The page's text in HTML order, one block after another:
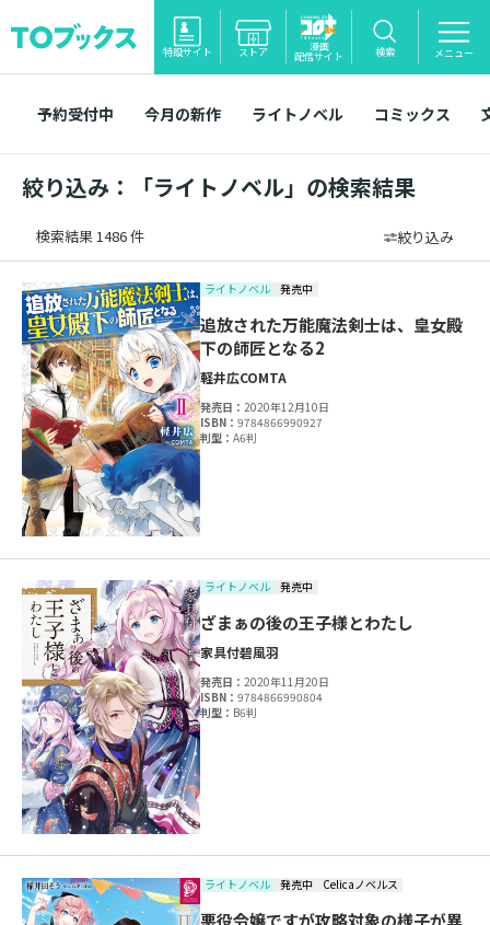
特設サイト ストア 漫画
配信サイト 検索 メニュー
予約受付中 今月の新作 ライトノベル コミックス
絞り込み：「ライトノベル」の検索結果
検索結果 1486 件 絞り込み
ライトノベル 発売中
追放された万能魔法剣士は、皇女殿
下の師匠となる2
軽井広COMTA
発売日：2020年12月10日
ISBN：9784866990927
判型：A6判
ライトノベル 発売中
ざまぁの後の王子様とわたし
家具付碧風羽
発売日：2020年11月20日
ISBN：9784866990804
判型： B6判
ライトノベル 発売中 Celicaノベルス
悪役令嬢ですが攻略対象の様子が異